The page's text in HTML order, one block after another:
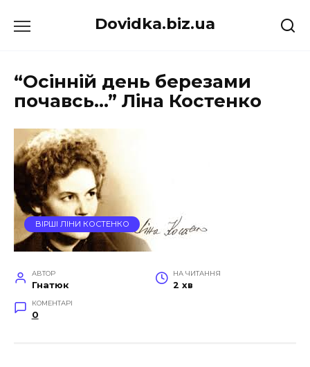
до
Dovidka.biz.ua
“Осінній день березами
почавсь…” Ліна Костенко
ВІРШІ ЛІНИ КОСТЕНКО
АВТОР
Гнатюк
НА ЧИТАННЯ
2 хв
КОМЕНТАРІ
0